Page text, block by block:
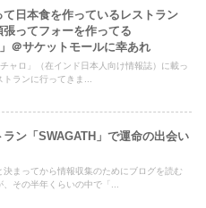
て日本食を作っているレストラン
張ってフォーを作ってる
＠サケットモールに幸あれ
ャロ」（在インド日本人向け情報誌）に載っ
ランに行ってきま...
ン「SWAGATH」で運命の出会い
決まってから情報収集のためにブログを読む
その半年くらいの中で「...